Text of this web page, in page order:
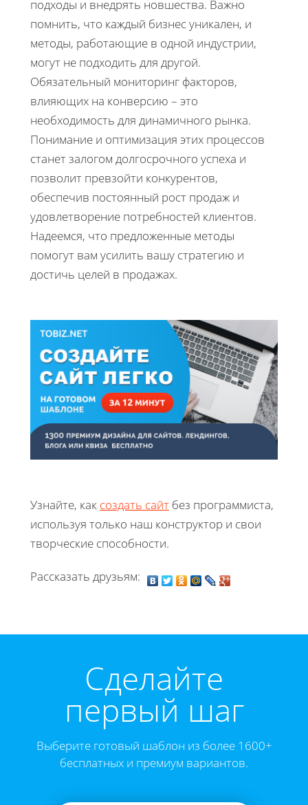
подходы и внедрять новшества. Важно
помнить, что каждый бизнес уникален, и
методы, работающие в одной индустрии,
могут не подходить для другой.
Обязательный мониторинг факторов,
влияющих на конверсию – это
необходимость для динамичного рынка.
Понимание и оптимизация этих процессов
станет залогом долгосрочного успеха и
позволит превзойти конкурентов,
обеспечив постоянный рост продаж и
удовлетворение потребностей клиентов.
Надеемся, что предложенные методы
помогут вам усилить вашу стратегию и
достичь целей в продажах.
Узнайте, как создать сайт без программиста,
используя только наш конструктор и свои
творческие способности.
Рассказать друзьям:
Cделайте
первый шаг
Выберите готовый шаблон из более 1600+
бесплатных и премиум вариантов.